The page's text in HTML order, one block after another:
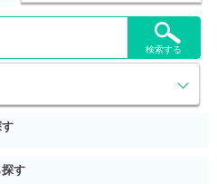
検索する
す